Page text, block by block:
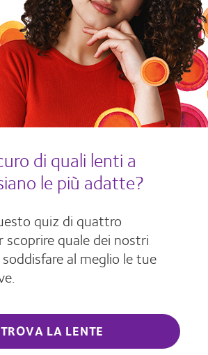
di quali lenti a
le più adatte?
quiz di quattro
scoprire quale dei nostri
al meglio le tue
TROVA LA LENTE